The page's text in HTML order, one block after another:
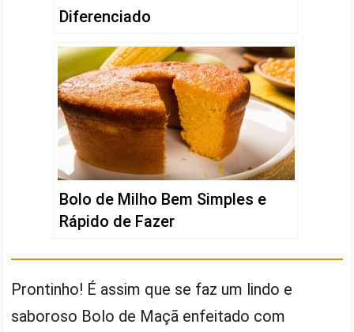
Diferenciado
Bolo de Milho Bem Simples e
Rápido de Fazer
Prontinho! É assim que se faz um lindo e
saboroso Bolo de Maçã enfeitado com